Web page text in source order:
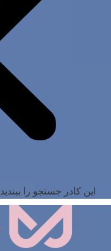
این کادر جستجو را ببندید.